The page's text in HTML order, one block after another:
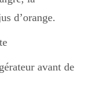
d’orange.
avant de